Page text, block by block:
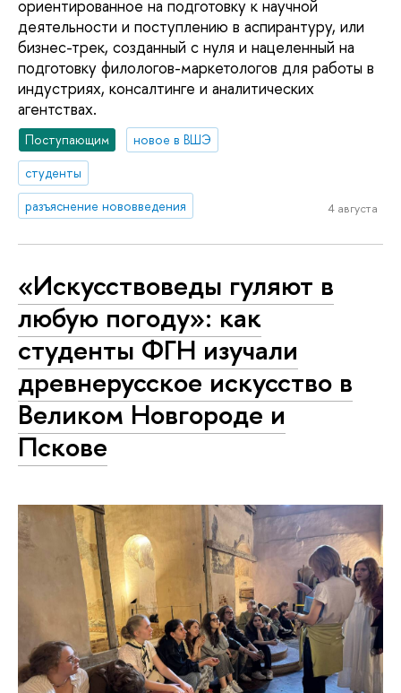
ориентированное на подготовку к научной
деятельности и поступлению в аспирантуру, или
бизнес-трек, созданный с нуля и нацеленный на
подготовку филологов-маркетологов для работы в
индустриях, консалтинге и аналитических
агентствах.
Поступающим
новое в ВШЭ
студенты
разъяснение нововведения
4 августа
«Искусствоведы гуляют в
любую погоду»: как
студенты ФГН изучали
древнерусское искусство в
Великом Новгороде и
Пскове